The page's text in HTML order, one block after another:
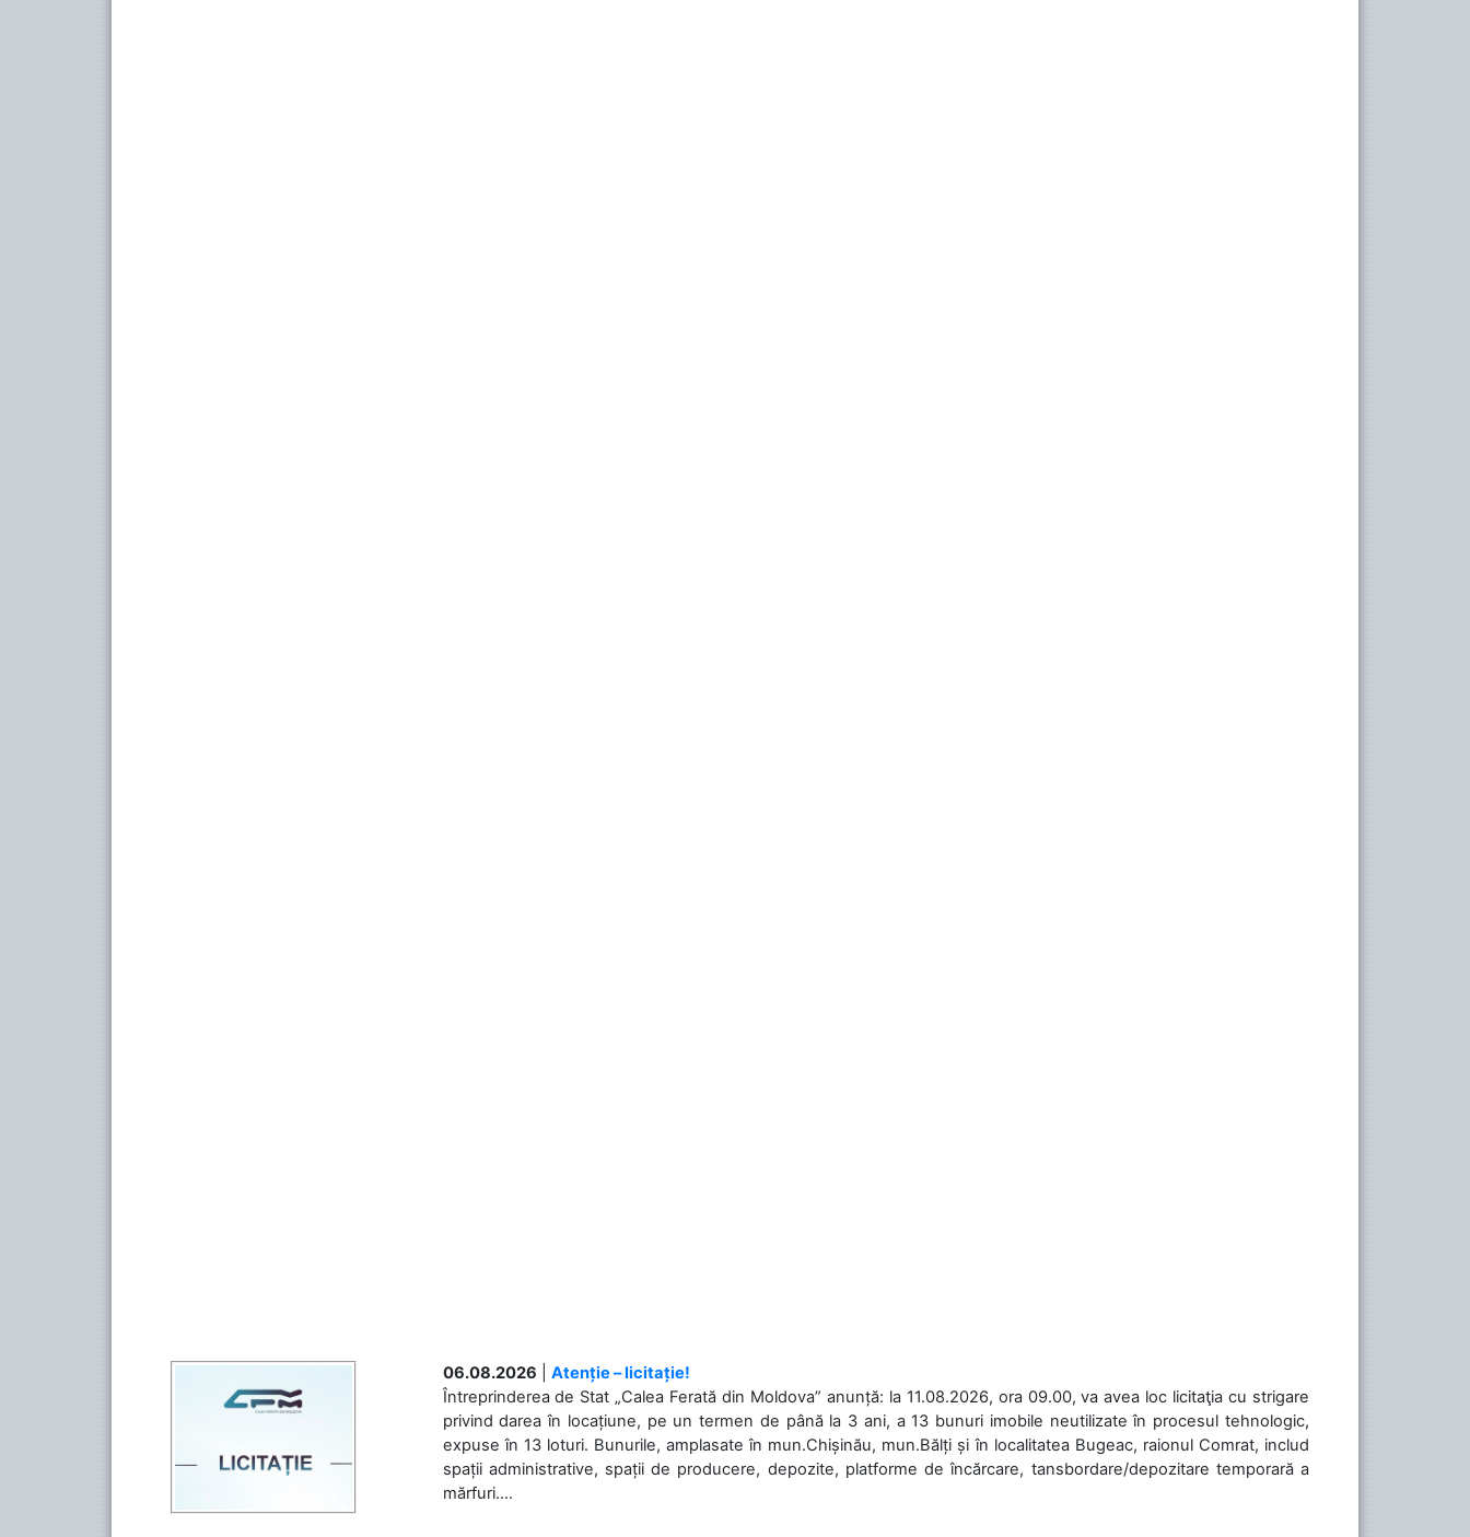
06.08.2026
Atenție – licitație!
Întreprinderea de Stat „Calea Ferată din Moldova” anunță: la 11.08.2026, ora 09.00, va avea loc licitaţia cu strigare
privind darea în locațiune, pe un termen de până la 3 ani, a 13 bunuri imobile neutilizate în procesul tehnologic,
expuse în 13 loturi. Bunurile, amplasate în mun.Chișinău, mun.Bălți și în localitatea Bugeac, raionul Comrat, includ
spații administrative, spații de producere, depozite, platforme de încărcare, tansbordare/depozitare temporară a
mărfuri....